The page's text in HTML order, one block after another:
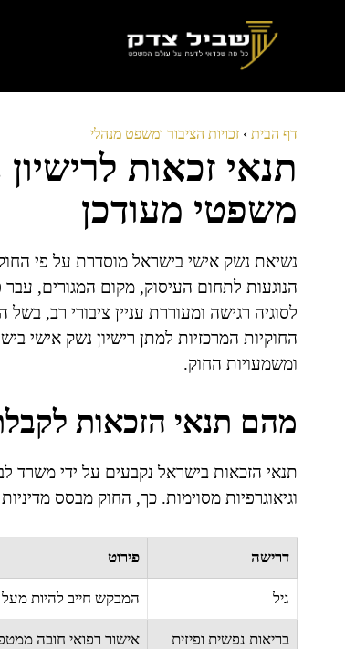
דף הבית › זכויות הציבור ומשפט מנהלי
תנאי זכאות
משפטי מעודכן
נשיאת נשק אישי בישראל מוסדרת על פי
הנוגעות לתחום העיסוק, מקום המגורים,
לסוגיה רגישה ומעוררת עניין ציבורי רב,
החוקיות המרכזיות למתן רישיון נשק אישי
ומשמעויות החוק.
מהם תנאי הזכאות
תנאי הזכאות בישראל נקבעים על ידי משרד
וגיאוגרפיות מסוימות. כך, החוק מבסס
דרישה פירוט
גיל המבקש חייב להיות מעל גיל 21, ותנאים מסוימים מאפשרים חריגה בגיל
בריאות נפשית ופיזית אישור רפואי חובה